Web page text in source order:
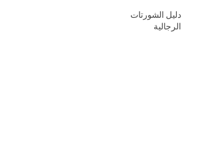
دليل الشورتات
الرجالية